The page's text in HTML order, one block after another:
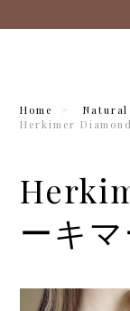
Home
Natural
Herkimer
ーキ